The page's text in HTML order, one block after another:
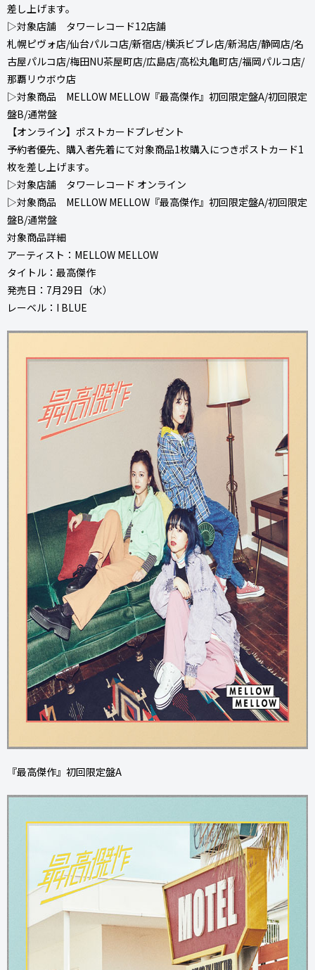
差し上げます。
▷対象店舗 タワーレコード12店舗
札幌ピヴォ店/仙台パルコ店/新宿店/横浜ビブレ店/新潟店/静岡店/名
古屋パルコ店/梅田NU茶屋町店/広島店/高松丸亀町店/福岡パルコ店/
那覇リウボウ店
▷対象商品 MELLOW MELLOW『最高傑作』初回限定盤A/初回限定
盤B/通常盤
【オンライン】ポストカードプレゼント
予約者優先、購入者先着にて対象商品1枚購入につきポストカード1
枚を差し上げます。
▷対象店舗 タワーレコード オンライン
▷対象商品 MELLOW MELLOW『最高傑作』初回限定盤A/初回限定
盤B/通常盤
対象商品詳細
アーティスト：MELLOW MELLOW
タイトル：最高傑作
発売日：7月29日（水）
レーベル：I BLUE
『最高傑作』初回限定盤A